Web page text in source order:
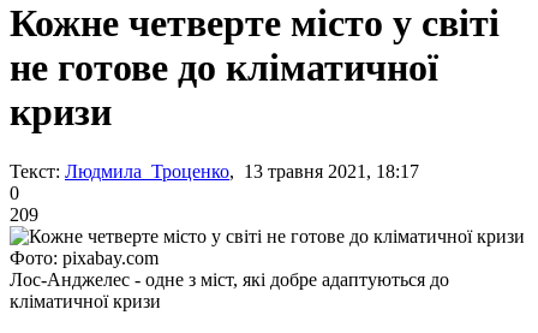
Кожне четверте місто у світі
не готове до кліматичної
кризи
Текст: Людмила Троценко, 13 травня 2021, 18:17
0
209
Фото: pixabay.com
Лос-Анджелес - одне з міст, які добре адаптуються до
кліматичної кризи